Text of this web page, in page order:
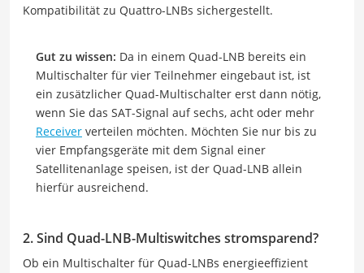
Kompatibilität zu Quattro-LNBs sichergestellt.
Gut zu wissen: Da in einem Quad-LNB bereits ein
Multischalter für vier Teilnehmer eingebaut ist, ist
ein zusätzlicher Quad-Multischalter erst dann nötig,
wenn Sie das SAT-Signal auf sechs, acht oder mehr
Receiver verteilen möchten. Möchten Sie nur bis zu
vier Empfangsgeräte mit dem Signal einer
Satellitenanlage speisen, ist der Quad-LNB allein
hierfür ausreichend.
2. Sind Quad-LNB-Multiswitches stromsparend?
Ob ein Multischalter für Quad-LNBs energieeffizient